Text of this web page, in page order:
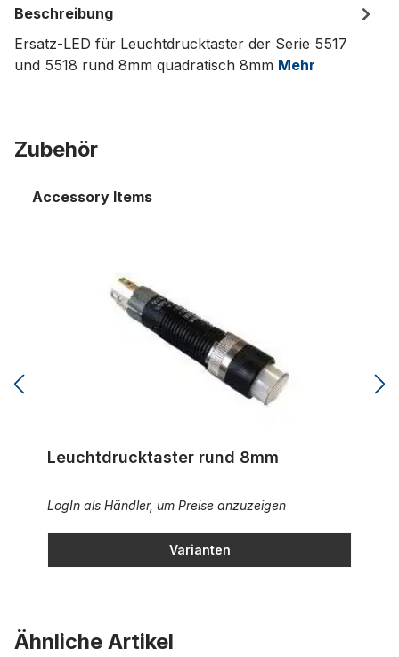
Beschreibung
Ersatz-LED für Leuchtdrucktaster der Serie 5517
und 5518 rund 8mm quadratisch 8mm Mehr
Zubehör
Accessory Items
Leuchtdrucktaster rund 8mm
LogIn als Händler, um Preise anzuzeigen
Varianten
Ähnliche Artikel